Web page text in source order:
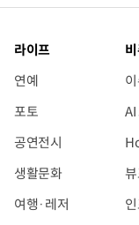
라이프
연예
포토
공연전시
생활문화
여행·레저